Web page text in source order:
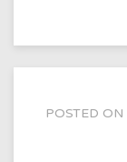
POSTED ON